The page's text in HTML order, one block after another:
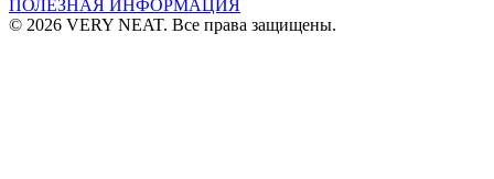
ПОЛЕЗНАЯ ИНФОРМАЦИЯ
© 2026 VERY NEAT. Все права защищены.